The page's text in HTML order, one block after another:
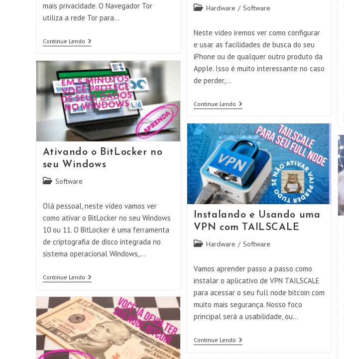
mais privacidade. O Navegador Tor
utiliza a rede Tor para…
Continue LendoUsando
O
Tor
Para
Privacidade
Na
Internet
Categoria
post:
Hardware / Software
Neste vídeo iremos ver como configurar
e usar as facilidades de busca do seu
iPhone ou de qualquer outro produto da
Apple. Isso é muito interessante no caso
de perder,…
Continue LendoUsando
A
Do
IPhone
E
Protegendo
Os
Dados
Em
Caso
De
Perda/furto/roubo
Ativando o BitLocker no
seu Windows
Categoria
post:
Software
Olá pessoal, neste vídeo vamos ver
como ativar o BitLocker no seu Windows
10 ou 11. O BitLocker é uma ferramenta
de criptografia de disco integrada no
sistema operacional Windows,…
Continue LendoAtivando
O
No
Seu
Windows
Instalando e Usando uma
VPN com TAILSCALE
Categoria
post:
Hardware / Software
Vamos aprender passo a passo como
instalar o aplicativo de VPN TAILSCALE
para acessar o seu full node bitcoin com
muito mais segurança. Nosso foco
principal será a usabilidade, ou…
Continue LendoInstalando
E